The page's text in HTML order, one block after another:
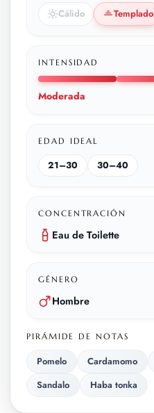
Cálido Templado
INTENSIDAD
Moderada
EDAD IDEAL
21–30 30–40
CONCENTRACIÓN
Eau de Toilette
GÉNERO
Hombre
PIRÁMIDE DE NOTAS
Pomelo Cardamomo
Sandalo
Haba tonka